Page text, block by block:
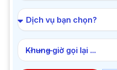
Khung giờ gọi lại ...